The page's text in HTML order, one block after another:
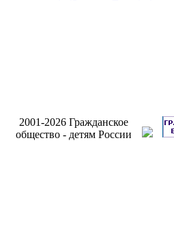
2001-2026 Гражданское
общество - детям России